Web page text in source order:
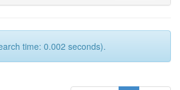
time: 0.002 seconds).